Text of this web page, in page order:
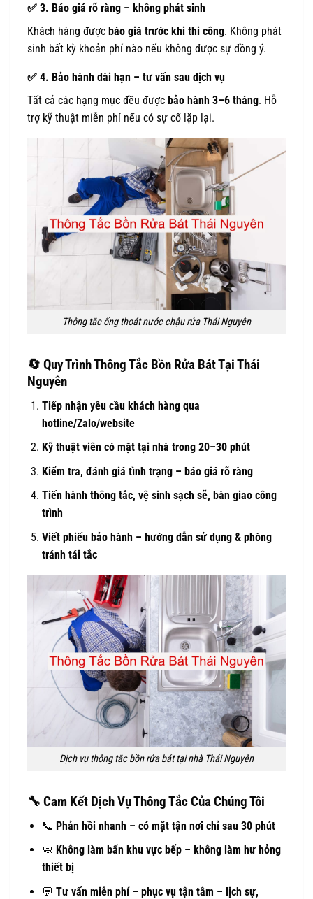
✅ 3. Báo giá rõ ràng – không phát sinh
Khách hàng được báo giá trước khi thi công. Không phát
sinh bất kỳ khoản phí nào nếu không được sự đồng ý.
✅ 4. Bảo hành dài hạn – tư vấn sau dịch vụ
Tất cả các hạng mục đều được bảo hành 3–6 tháng. Hỗ
trợ kỹ thuật miễn phí nếu có sự cố lặp lại.
Thông tắc ống thoát nước chậu rửa Thái Nguyên
🔄 Quy Trình Thông Tắc Bồn Rửa Bát Tại Thái
Nguyên
Tiếp nhận yêu cầu khách hàng qua
hotline/Zalo/website
Kỹ thuật viên có mặt tại nhà trong 20–30 phút
Kiểm tra, đánh giá tình trạng – báo giá rõ ràng
Tiến hành thông tắc, vệ sinh sạch sẽ, bàn giao công
trình
Viết phiếu bảo hành – hướng dẫn sử dụng & phòng
tránh tái tắc
Dịch vụ thông tắc bồn rửa bát tại nhà Thái Nguyên
🔧 Cam Kết Dịch Vụ Thông Tắc Của Chúng Tôi
📞 Phản hồi nhanh – có mặt tận nơi chỉ sau 30 phút
🧼 Không làm bẩn khu vực bếp – không làm hư hỏng
thiết bị
💬 Tư vấn miễn phí – phục vụ tận tâm – lịch sự,